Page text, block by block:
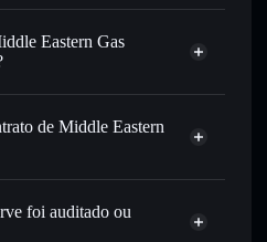
de ordens para obteres o
transações ao teu
usando o Agregador de
Agregador de Privacidade
Eastern Gas
Middle Eastern Gas
de Middle Eastern
Middle Eastern
foi auditado ou